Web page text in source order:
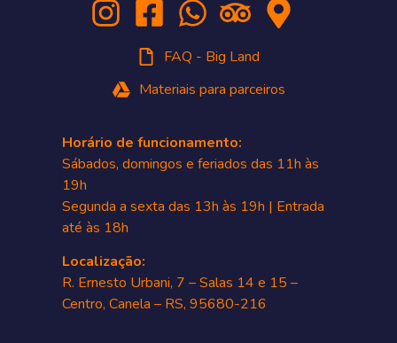
FAQ - Big Land
Materiais para parceiros
Horário de funcionamento:
Sábados, domingos e feriados das 11h às
19h
Segunda a sexta das 13h às 19h | Entrada
até às 18h
Localização:
R. Ernesto Urbani, 7 – Salas 14 e 15 –
Centro, Canela – RS, 95680-216